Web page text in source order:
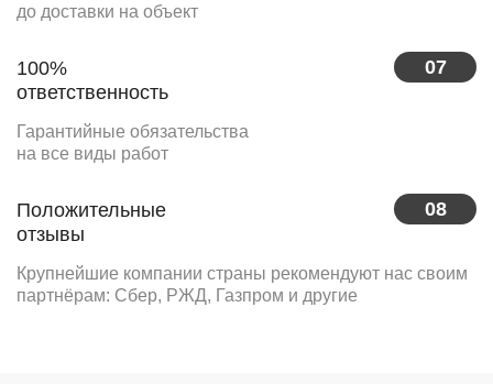
до доставки на объект
07
100%
ответственность
Гарантийные обязательства
на все виды работ
08
Положительные
отзывы
Крупнейшие компании страны рекомендуют нас своим
партнёрам: Сбер, РЖД, Газпром и другие